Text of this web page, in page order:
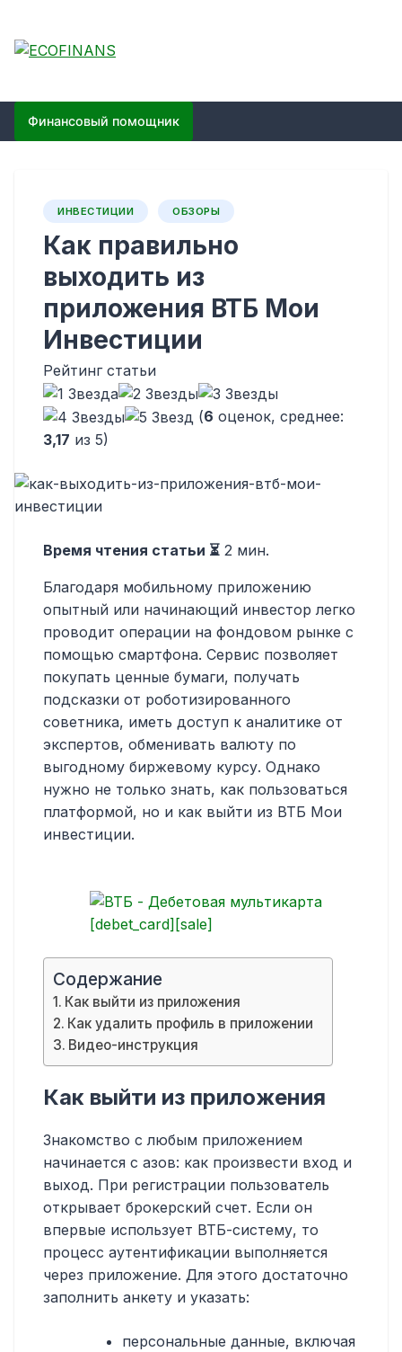
content
ECOFINANS
Финансовый помощник
ИНВЕСТИЦИИ ОБЗОРЫ
Как правильно
выходить из
приложения ВТБ Мои
Инвестиции
Рейтинг статьи
(6 оценок, среднее:
3,17 из 5)
Время чтения статьи ⏳ 2 мин.
Благодаря мобильному приложению
опытный или начинающий инвестор легко
проводит операции на фондовом рынке с
помощью смартфона. Сервис позволяет
покупать ценные бумаги, получать
подсказки от роботизированного
советника, иметь доступ к аналитике от
экспертов, обменивать валюту по
выгодному биржевому курсу. Однако
нужно не только знать, как пользоваться
платформой, но и как выйти из ВТБ Мои
инвестиции.
Содержание
Как выйти из приложения
Как удалить профиль в приложении
Видео-инструкция
Как выйти из приложения
Знакомство с любым приложением
начинается с азов: как произвести вход и
выход. При регистрации пользователь
открывает брокерский счет. Если он
впервые использует ВТБ-систему, то
процесс аутентификации выполняется
через приложение. Для этого достаточно
заполнить анкету и указать:
персональные данные, включая